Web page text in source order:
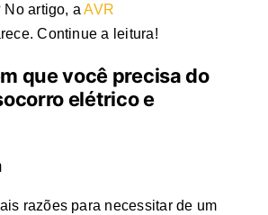
No artigo, aAVR
Continue a leitura!
que você precisa do
elétrico e
razões para necessitar de um